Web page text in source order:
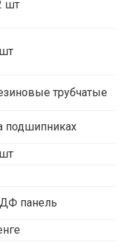
шт
трубчатые
подшипниках
панель